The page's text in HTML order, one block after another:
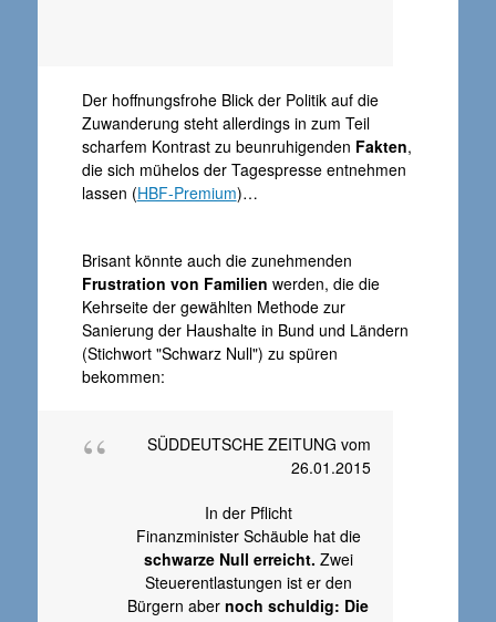
Der hoffnungsfrohe Blick der Politik auf die
Zuwanderung steht allerdings in zum Teil
scharfem Kontrast zu beunruhigenden Fakten,
die sich mühelos der Tagespresse entnehmen
lassen (HBF-Premium)…
Brisant könnte auch die zunehmenden
Frustration von Familien werden, die die
Kehrseite der gewählten Methode zur
Sanierung der Haushalte in Bund und Ländern
(Stichwort "Schwarz Null") zu spüren
bekommen:
SÜDDEUTSCHE ZEITUNG vom
26.01.2015
In der Pflicht
Finanzminister Schäuble hat die
schwarze Null erreicht. Zwei
Steuerentlastungen ist er den
Bürgern abernoch schuldig: Die